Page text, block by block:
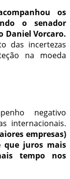
os
o senador
Daniel Vorcaro.
das incertezas
na moeda
negativo
internacionais.
empresas)
que juros mais
tempo nos